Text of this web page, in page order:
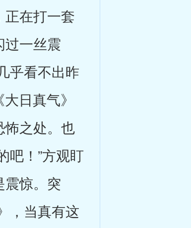
在打一套
过一丝震
乎看不出昨
日真气》
怖之处。也
吧！”方观盯
震惊。突
，当真有这